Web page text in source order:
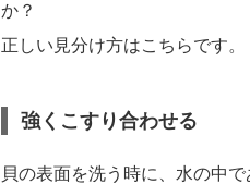
か？
正しい見分け方はこちらです。
強くこすり合わせる
貝の表面を洗う時に、水の中